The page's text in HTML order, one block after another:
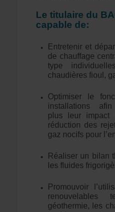
Le titulaire du
capable de:
Entretenir et
de chauffage
type
chaudières fioul,
Optimiser le
installations afin
plus leur impact
réduction des
gaz nocifs pour
Réaliser un bilan
les fluides
Promouvoir
géothermie, les